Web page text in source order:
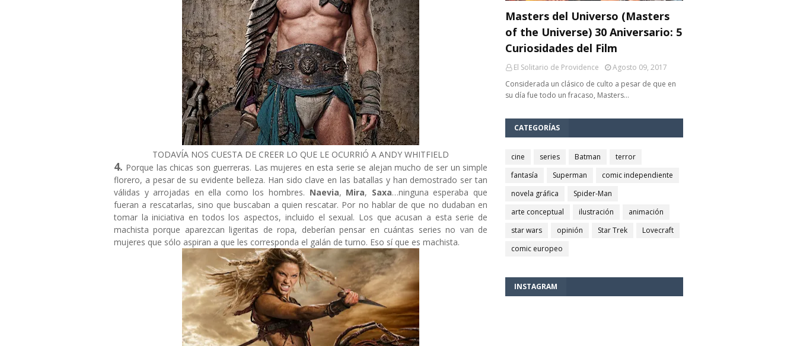
TODAVÍA NOS CUESTA DE CREER LO QUE LE OCURRIÓ A ANDY WHITFIELD
4. Porque las chicas son guerreras. Las mujeres en esta serie se alejan mucho de ser un simple
florero, a pesar de su evidente belleza. Han sido clave en las batallas y han demostrado ser tan
válidas y arrojadas en ella como los hombres. Naevia, Mira, Saxa…ninguna esperaba que
fueran a rescatarlas, sino que buscaban a quien rescatar. Por no hablar de que no dudaban en
tomar la iniciativa en todos los aspectos, incluido el sexual. Los que acusan a esta serie de
machista porque aparezcan ligeritas de ropa, deberían pensar en cuántas series no van de
mujeres que sólo aspiran a que les corresponda el galán de turno. Eso sí que es machista.
Masters del Universo (Masters
of the Universe) 30 Aniversario: 5
Curiosidades del Film
El Solitario de Providence
Agosto 09, 2017
Considerada un clásico de culto a pesar de que en
su día fue todo un fracaso, Masters…
CATEGORÍAS
cine series Batman
terror
fantasía
Superman
comic independiente
novela gráfica
Spider-Man
arte conceptual
ilustración
animación
star wars
opinión Star Trek
Lovecraft
comic europeo
INSTAGRAM